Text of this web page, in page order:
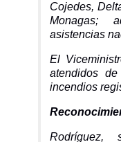
Cojedes,
Monagas;
asistencias
El
atendidos
incendios